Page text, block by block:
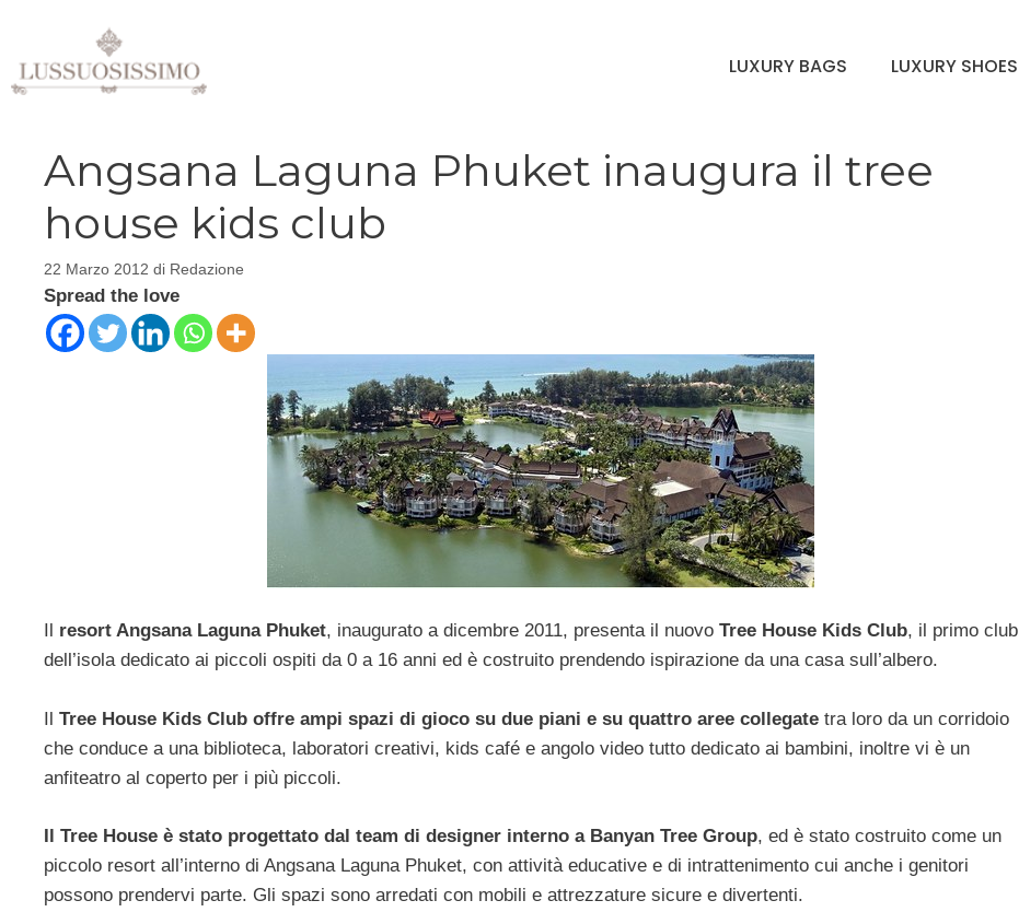
contenuto
LUXURY BAGS LUXURY SHOES
Angsana Laguna Phuket inaugura il tree
house kids club
22 Marzo 2012 di Redazione
Spread the love
Il resort Angsana Laguna Phuket, inaugurato a dicembre 2011, presenta il nuovo Tree House Kids Club, il primo club
dell’isola dedicato ai piccoli ospiti da 0 a 16 anni ed è costruito prendendo ispirazione da una casa sull’albero.
Il Tree House Kids Club offre ampi spazi di gioco su due piani e su quattro aree collegate tra loro da un corridoio
che conduce a una biblioteca, laboratori creativi, kids café e angolo video tutto dedicato ai bambini, inoltre vi è un
anfiteatro al coperto per i più piccoli.
Il Tree House è stato progettato dal team di designer interno a Banyan Tree Group, ed è stato costruito come un
piccolo resort all’interno di Angsana Laguna Phuket, con attività educative e di intrattenimento cui anche i genitori
possono prendervi parte. Gli spazi sono arredati con mobili e attrezzature sicure e divertenti.